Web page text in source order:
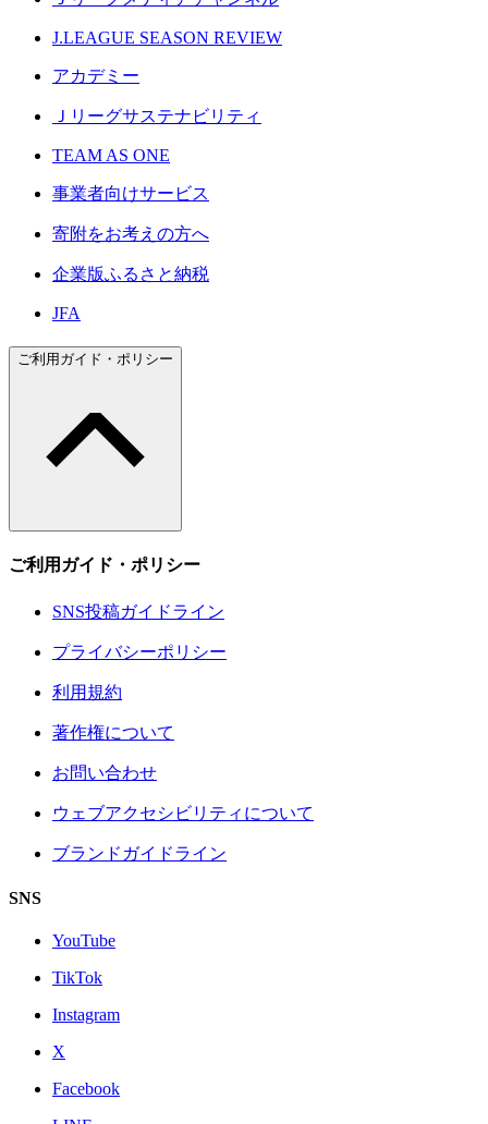
J.LEAGUE SEASON REVIEW
アカデミー
Ｊリーグサステナビリティ
TEAM AS ONE
事業者向けサービス
寄附をお考えの方へ
企業版ふるさと納税
JFA
ご利用ガイド・ポリシー
ご利用ガイド・ポリシー
SNS投稿ガイドライン
プライバシーポリシー
利用規約
著作権について
お問い合わせ
ウェブアクセシビリティについて
ブランドガイドライン
SNS
YouTube
TikTok
Instagram
X
Facebook